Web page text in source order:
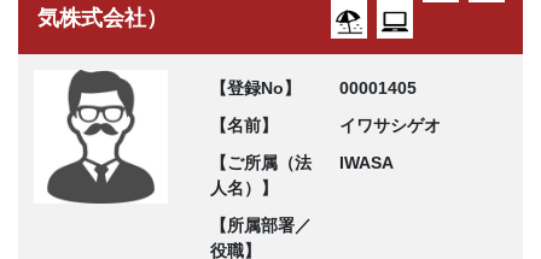
気株式会社）
【登録No】
00001405
【名前】
イワサシゲオ
【ご所属（法
人名）】
IWASA
【所属部署／
役職】